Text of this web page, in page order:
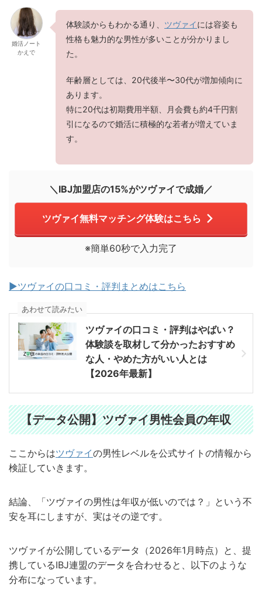
婚活ノート
かえで
体験談からもわかる通り、 ツヴァイには容姿も
性格も魅力的な男性が多いことが分かりまし
た。
年齢層としては、20代後半〜30代が増加傾向に
あります。
特に20代は初期費用半額、月会費も約4千円割
引になるので婚活に積極的な若者が増えていま
す。
＼IBJ加盟店の15%がツヴァイで成婚／
ツヴァイ無料マッチング体験はこちら
※簡単60秒で入力完了
▶︎ツヴァイの口コミ・評判まとめはこちら
ツヴァイの口コミ・評判はやばい？
体験談を取材して分かったおすすめ
な人・やめた方がいい人とは
【2026年最新】
あわせて読みたい
【データ公開】ツヴァイ男性会員の年収
ここからはツヴァイの男性レベルを公式サイトの情報から
検証していきます。
結論、「ツヴァイの男性は年収が低いのでは？」という不
安を耳にしますが、実はその逆です。
ツヴァイが公開しているデータ（2026年1月時点）と、提
携しているIBJ連盟のデータを合わせると、以下のような
分布になっています。